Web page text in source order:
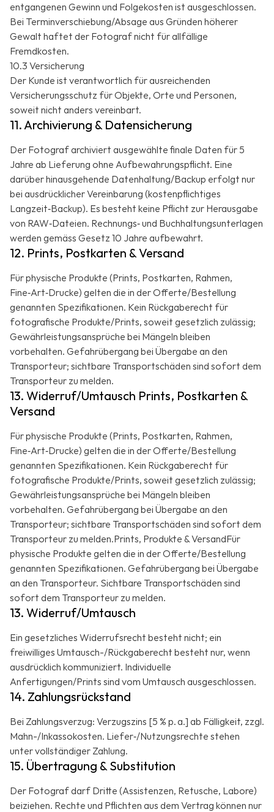
entgangenen Gewinn und Folgekosten ist ausgeschlossen.
Bei Terminverschiebung/Absage aus Gründen höherer
Gewalt haftet der Fotograf nicht für allfällige
Fremdkosten.
10.3 Versicherung
Der Kunde ist verantwortlich für ausreichenden
Versicherungsschutz für Objekte, Orte und Personen,
soweit nicht anders vereinbart.
11. Archivierung & Datensicherung
Der Fotograf archiviert ausgewählte finale Daten für 5
Jahre ab Lieferung ohne Aufbewahrungspflicht. Eine
darüber hinausgehende Datenhaltung/Backup erfolgt nur
bei ausdrücklicher Vereinbarung (kostenpflichtiges
Langzeit‑Backup). Es besteht keine Pflicht zur Herausgabe
von RAW‑Dateien. Rechnungs‑ und Buchhaltungsunterlagen
werden gemäss Gesetz 10 Jahre aufbewahrt.
12. Prints, Postkarten & Versand
Für physische Produkte (Prints, Postkarten, Rahmen,
Fine‑Art‑Drucke) gelten die in der Offerte/Bestellung
genannten Spezifikationen. Kein Rückgaberecht für
fotografische Produkte/Prints, soweit gesetzlich zulässig;
Gewährleistungsansprüche bei Mängeln bleiben
vorbehalten. Gefahrübergang bei Übergabe an den
Transporteur; sichtbare Transportschäden sind sofort dem
Transporteur zu melden.
13. Widerruf/Umtausch Prints, Postkarten &
Versand
Für physische Produkte (Prints, Postkarten, Rahmen,
Fine‑Art‑Drucke) gelten die in der Offerte/Bestellung
genannten Spezifikationen. Kein Rückgaberecht für
fotografische Produkte/Prints, soweit gesetzlich zulässig;
Gewährleistungsansprüche bei Mängeln bleiben
vorbehalten. Gefahrübergang bei Übergabe an den
Transporteur; sichtbare Transportschäden sind sofort dem
Transporteur zu melden.Prints, Produkte & VersandFür
physische Produkte gelten die in der Offerte/Bestellung
genannten Spezifikationen. Gefahrübergang bei Übergabe
an den Transporteur. Sichtbare Transportschäden sind
sofort dem Transporteur zu melden.
13. Widerruf/Umtausch
Ein gesetzliches Widerrufsrecht besteht nicht; ein
freiwilliges Umtausch-/Rückgaberecht besteht nur, wenn
ausdrücklich kommuniziert. Individuelle
Anfertigungen/Prints sind vom Umtausch ausgeschlossen.
14. Zahlungsrückstand
Bei Zahlungsverzug: Verzugszins [5 % p. a.] ab Fälligkeit, zzgl.
Mahn-/Inkassokosten. Liefer‑/Nutzungsrechte stehen
unter vollständiger Zahlung.
15. Übertragung & Substitution
Der Fotograf darf Dritte (Assistenzen, Retusche, Labore)
beiziehen. Rechte und Pflichten aus dem Vertrag können nur